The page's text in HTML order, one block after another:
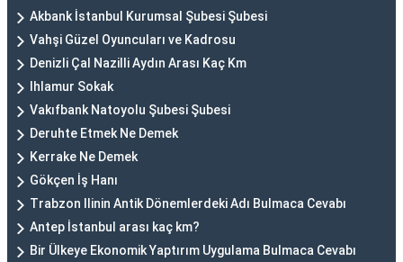
Akbank İstanbul Kurumsal Şubesi Şubesi
Vahşi Güzel Oyuncuları ve Kadrosu
Denizli Çal Nazilli Aydın Arası Kaç Km
Ihlamur Sokak
Vakıfbank Natoyolu Şubesi Şubesi
Deruhte Etmek Ne Demek
Kerrake Ne Demek
Gökçen İş Hanı
Trabzon Ilinin Antik Dönemlerdeki Adı Bulmaca Cevabı
Antep İstanbul arası kaç km?
Bir Ülkeye Ekonomik Yaptırım Uygulama Bulmaca Cevabı